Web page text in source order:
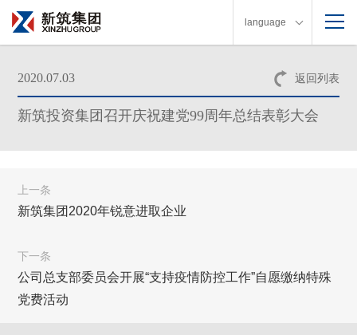
language
返回列表
2020.07.03
新筑投资集团召开庆祝建党99周年总结表彰大会
上一条
新筑集团2020年锐意进取企业
下一条
公司总支部委员会开展“支持疫情防控工作”自愿缴纳特殊
党费活动